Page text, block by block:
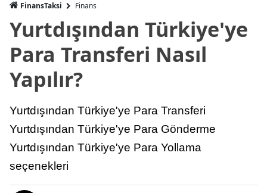
FinansTaksi Finans
Yurtdışından Türkiye'ye
Para Transferi Nasıl
Yapılır?
Yurtdışından Türkiye'ye Para Transferi
Yurtdışından Türkiye'ye Para Gönderme
Yurtdışından Türkiye'ye Para Yollama
seçenekleri